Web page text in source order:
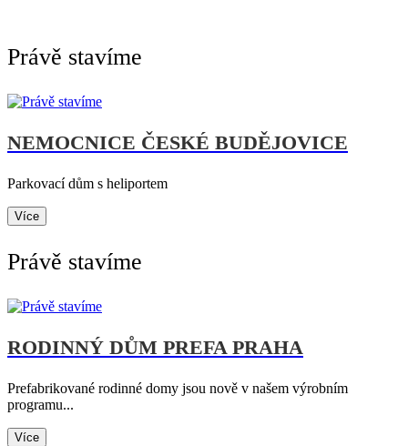
Právě stavíme
NEMOCNICE ČESKÉ BUDĚJOVICE
Parkovací dům s heliportem
Více
Právě stavíme
RODINNÝ DŮM PREFA PRAHA
Prefabrikované rodinné domy jsou nově v našem výrobním
programu...
Více